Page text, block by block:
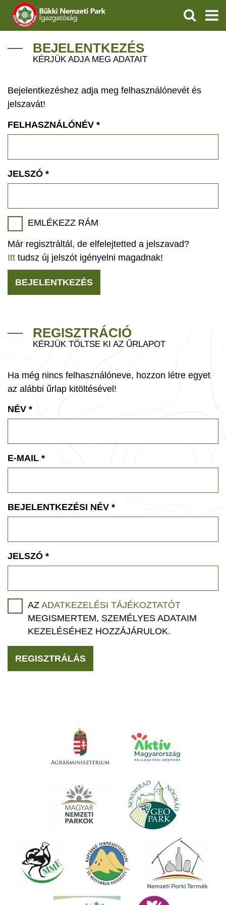
IGAZGATÓSÁG
VÍZVÉDELEM
ÖKOTURIZMUS
GEOPARKOK
KERESÉS
BEJELENTKEZÉS
KÉRJÜK ADJA MEG ADATAIT
Bejelentkezéshez adja meg felhasználónevét és
jelszavát!
FELHASZNÁLÓNÉV *
JELSZÓ *
EMLÉKEZZ RÁM
Már regisztráltál, de elfelejtetted a jelszavad?
Itt tudsz új jelszót igényelni magadnak!
BEJELENTKEZÉS
REGISZTRÁCIÓ
KÉRJÜK TÖLTSE KI AZ ŰRLAPOT
Ha még nincs felhasználóneve, hozzon létre egyet
az alábbi űrlap kitöltésével!
NÉV *
E-MAIL *
BEJELENTKEZÉSI NÉV *
JELSZÓ *
AZ ADATKEZELÉSI TÁJÉKOZTATÓT
MEGISMERTEM, SZEMÉLYES ADATAIM
KEZELÉSÉHEZ HOZZÁJÁRULOK.
REGISZTRÁLÁS